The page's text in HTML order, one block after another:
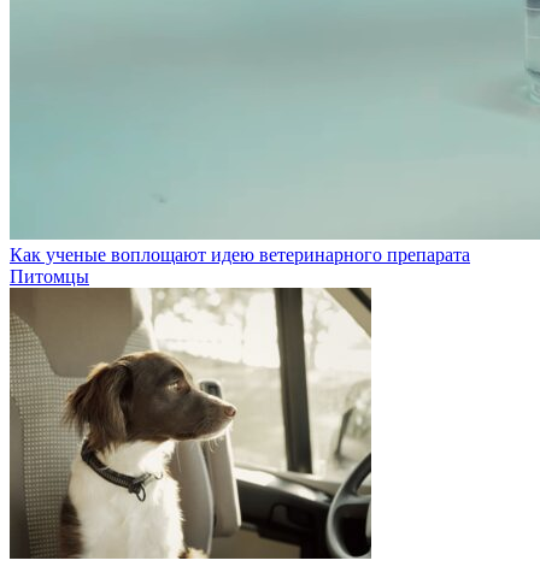
Как ученые воплощают идею ветеринарного препарата
Питомцы